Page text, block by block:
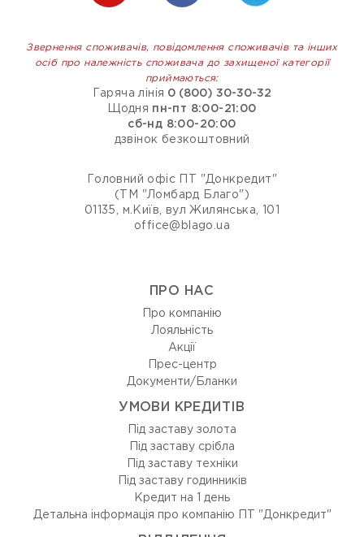
Звернення споживачів, повідомлення споживачів та інших
осіб про належність споживача до захищеної категорії
приймаються:
Гаряча лінія 0 (800) 30-30-32
Щодня
пн-пт 8:00-21:00
сб-нд 8:00-20:00
дзвінок безкоштовний
Головний офіс ПТ "Донкредит"
(ТМ "Ломбард Благо")
01135, м.Київ, вул Жилянська, 101
office@blago.ua
ПРО НАС
Про компанію
Лояльність
Акції
Прес-центр
Документи/Бланки
УМОВИ КРЕДИТІВ
Під заставу золота
Під заставу срібла
Під заставу техніки
Під заставу годинників
Кредит на 1 день
Детальна інформація про компанію ПТ "Донкредит"